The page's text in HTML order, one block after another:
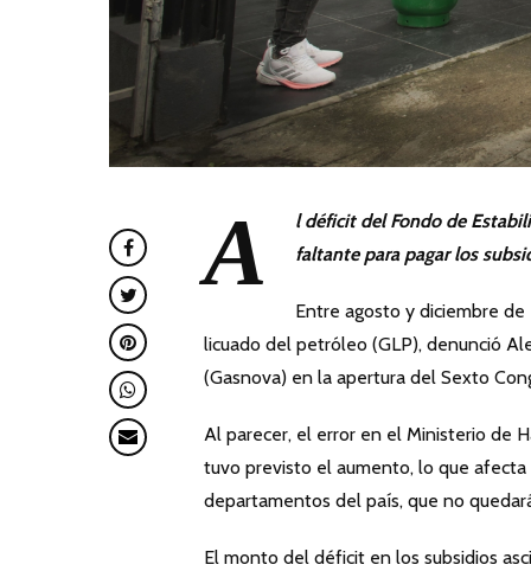
A
l déficit del Fondo de
faltante para pagar los
Entre agosto y diciembre
licuado del petróleo (GLP), denunció
(Gasnova) en la apertura del Sexto
Al parecer, el error en el Ministerio de
tuvo previsto el aumento, lo que afecta
departamentos del país, que no
El monto del déficit en los subsidios